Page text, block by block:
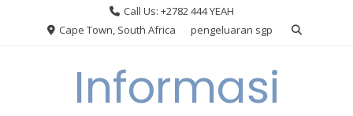
Call Us: +2782 444 YEAH
Cape Town, South Africa
pengeluaran sgp
Informasi